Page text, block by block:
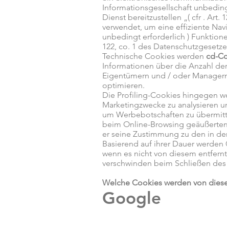
Informationsgesellschaft
Dienst bereitzustellen „( cfr . Art.
verwendet, um eine effiziente
unbedingt erforderlich )
122, co. 1 des
Technische Cookies werden cd-
Informationen über die Anzahl
Eigentümern und / oder
optimieren.
Die Profiling-Cookies hingegen
Marketingzwecke zu analysieren
um Werbebotschaften zu
beim Online-Browsing
er seine Zustimmung zu den in
Basierend auf ihrer Dauer
wenn es nicht von diesem
verschwinden beim Schließen des
Welche Cookies werden von
Google